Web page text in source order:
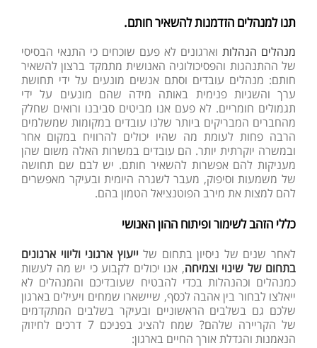
תנו למנהלים הזדמנות להשאיר חותם.
מנהלים הנהלות וארגונים לא פעם שוכחים כי התנאי הבסיסי
של ההתנהגות והפסיכולוגיה האנושית מתמקד ברצון להשאיר
חותם: מנהלים עובדים וסתם אנשים מונעים על ידי תחושת
ערך והשגיות פנימית באותה מידה שהם מונעים על ידי
תגמולים חומריים. לא פעם אנו מביטים סביבנו ורואים שחלק
מהחברים המבריקים ביותר שלנו עובדים במקומות שמשלמים
הרבה פחות לעומת מה שהיו יכולים להרוויח במקום אחר
ובמשרה יוקרתית יותר. הם עובדים במשרות האלה משום שהן
מעניקות להם אפשרות להשאיר חותם. יש לבם שם תחושה
של משמעות וסיפוק, מעבר לשגרה היומית ובעיקר מאפשרים
להם למצות את מירב הפוטנציאל הטמון בהם.
כללי הזהב לשימור ופיתוח ההון האנושי
לאחר שנים של ניסיון בתחום של ייעוץ ארגוני וליווי ארגונים
בתחום של שינוי וצמיחה, אנו יכולים לקבוע כי יש מה לעשות
כמנהלים וכהנהלות בכדי להבטיח שעובדיכם והמנהלים לא
ייאלצו לבחור בין אהבה לכסף, שיישארו שמחים ויעילים בארגון
שלכם גם בשלבים הראשוניים ובעיקר בשלבים המתקדמים
של הקריירה שלהם? שמח להציג בפניכם 7 דרכים לחיזוק
הנאמנות והגדלת אורך החיים בארגון: